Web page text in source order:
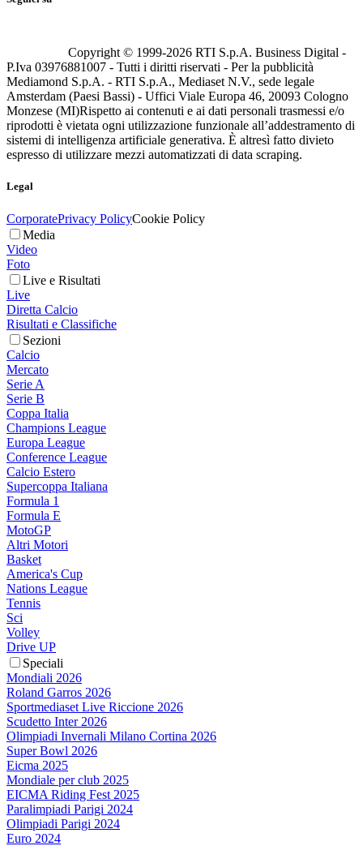
Copyright © 1999-2026 RTI S.p.A. Business Digital -
P.Iva 03976881007 - Tutti i diritti riservati - Per la pubblicità
Mediamond S.p.A. - RTI S.p.A., Mediaset N.V., sede legale
Amsterdam (Paesi Bassi) - Uffici Viale Europa 46, 20093 Cologno
Monzese (MI)Rispetto ai contenuti e ai dati personali trasmessi e/o
riprodotti è vietata ogni utilizzazione funzionale all’addestramento di
sistemi di intelligenza artificiale generativa. È altresì fatto divieto
espresso di utilizzare mezzi automatizzati di data scraping.
Legal
CorporatePrivacy PolicyCookie Policy
Media
Video
Foto
Live e Risultati
Live
Diretta Calcio
Risultati e Classifiche
Sezioni
Calcio
Mercato
Serie A
Serie B
Coppa Italia
Champions League
Europa League
Conference League
Calcio Estero
Supercoppa Italiana
Formula 1
Formula E
MotoGP
Altri Motori
Basket
America's Cup
Nations League
Tennis
Sci
Volley
Drive UP
Speciali
Mondiali 2026
Roland Garros 2026
Sportmediaset Live Riccione 2026
Scudetto Inter 2026
Olimpiadi Invernali Milano Cortina 2026
Super Bowl 2026
Eicma 2025
Mondiale per club 2025
EICMA Riding Fest 2025
Paralimpiadi Parigi 2024
Olimpiadi Parigi 2024
Euro 2024